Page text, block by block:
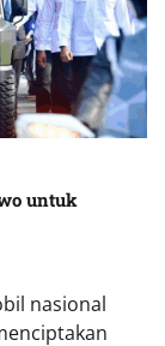
untuk
nasional